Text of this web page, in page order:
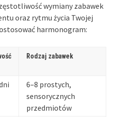
wymiany zabawek
oraz rytmu życia Twojej
harmonogram:
Rodzaj zabawek
6–8 prostych,
sensorycznych
przedmiotów